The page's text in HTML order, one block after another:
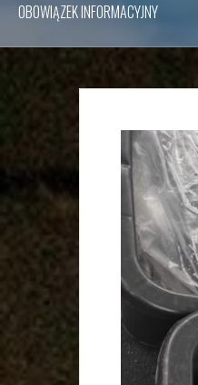
OBOWIĄZEK INFORMACYJNY